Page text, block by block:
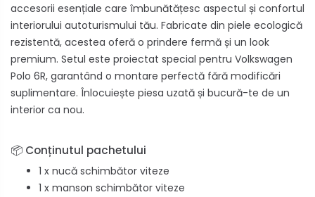
accesorii esențiale care îmbunătățesc aspectul și confortul
interiorului autoturismului tău. Fabricate din piele ecologică
rezistentă, acestea oferă o prindere fermă și un look
premium. Setul este proiectat special pentru Volkswagen
Polo 6R, garantând o montare perfectă fără modificări
suplimentare. Înlocuiește piesa uzată și bucură-te de un
interior ca nou.
📦 Conținutul pachetului
1 x nucă schimbător viteze
1 x manson schimbător viteze